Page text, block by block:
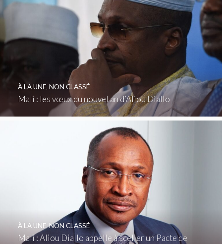
Mali : les vœux du nouvel an d’Aliou Diallo
À LA UNE, NON CLASSÉ
Mali : Aliou Diallo appelle à sceller un Pacte de
À LA UNE,NON CLASSÉ